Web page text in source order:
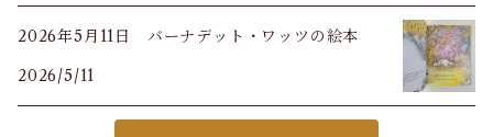
2026年5月11日 バーナデット・ワッツの絵本
2026/5/11